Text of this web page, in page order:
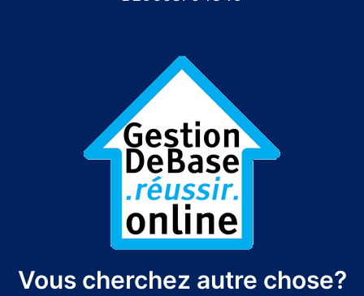
Vous cherchez autre chose?